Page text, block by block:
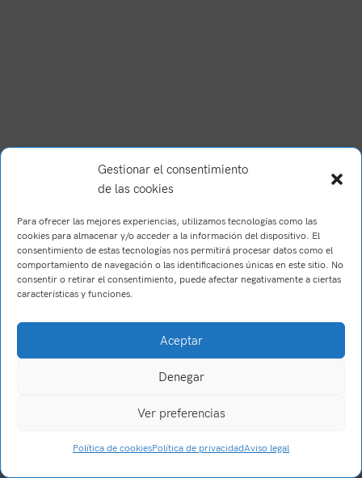
Gestionar el consentimiento
de las cookies
Para ofrecer las mejores experiencias, utilizamos tecnologías como las
cookies para almacenar y/o acceder a la información del dispositivo. El
consentimiento de estas tecnologías nos permitirá procesar datos como el
comportamiento de navegación o las identificaciones únicas en este sitio. No
consentir o retirar el consentimiento, puede afectar negativamente a ciertas
características y funciones.
Aceptar
Denegar
Ver preferencias
Política de cookiesPolítica de privacidadAviso legal
0